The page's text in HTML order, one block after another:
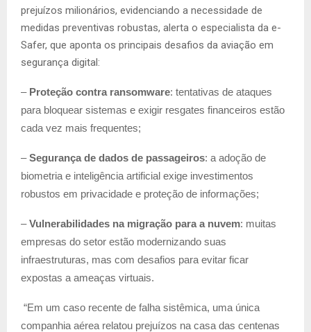
prejuízos milionários, evidenciando a necessidade de
medidas preventivas robustas, alerta o especialista da e-
Safer, que aponta os principais desafios da aviação em
segurança digital:
– Proteção contra ransomware: tentativas de ataques
para bloquear sistemas e exigir resgates financeiros estão
cada vez mais frequentes;
–Segurança de dados de passageiros: a adoção de
biometria e inteligência artificial exige investimentos
robustos em privacidade e proteção de informações;
–Vulnerabilidades na migração para a nuvem: muitas
empresas do setor estão modernizando suas
infraestruturas, mas com desafios para evitar ficar
expostas a ameaças virtuais.
“Em um caso recente de falha sistêmica, uma única
companhia aérea relatou prejuízos na casa das centenas